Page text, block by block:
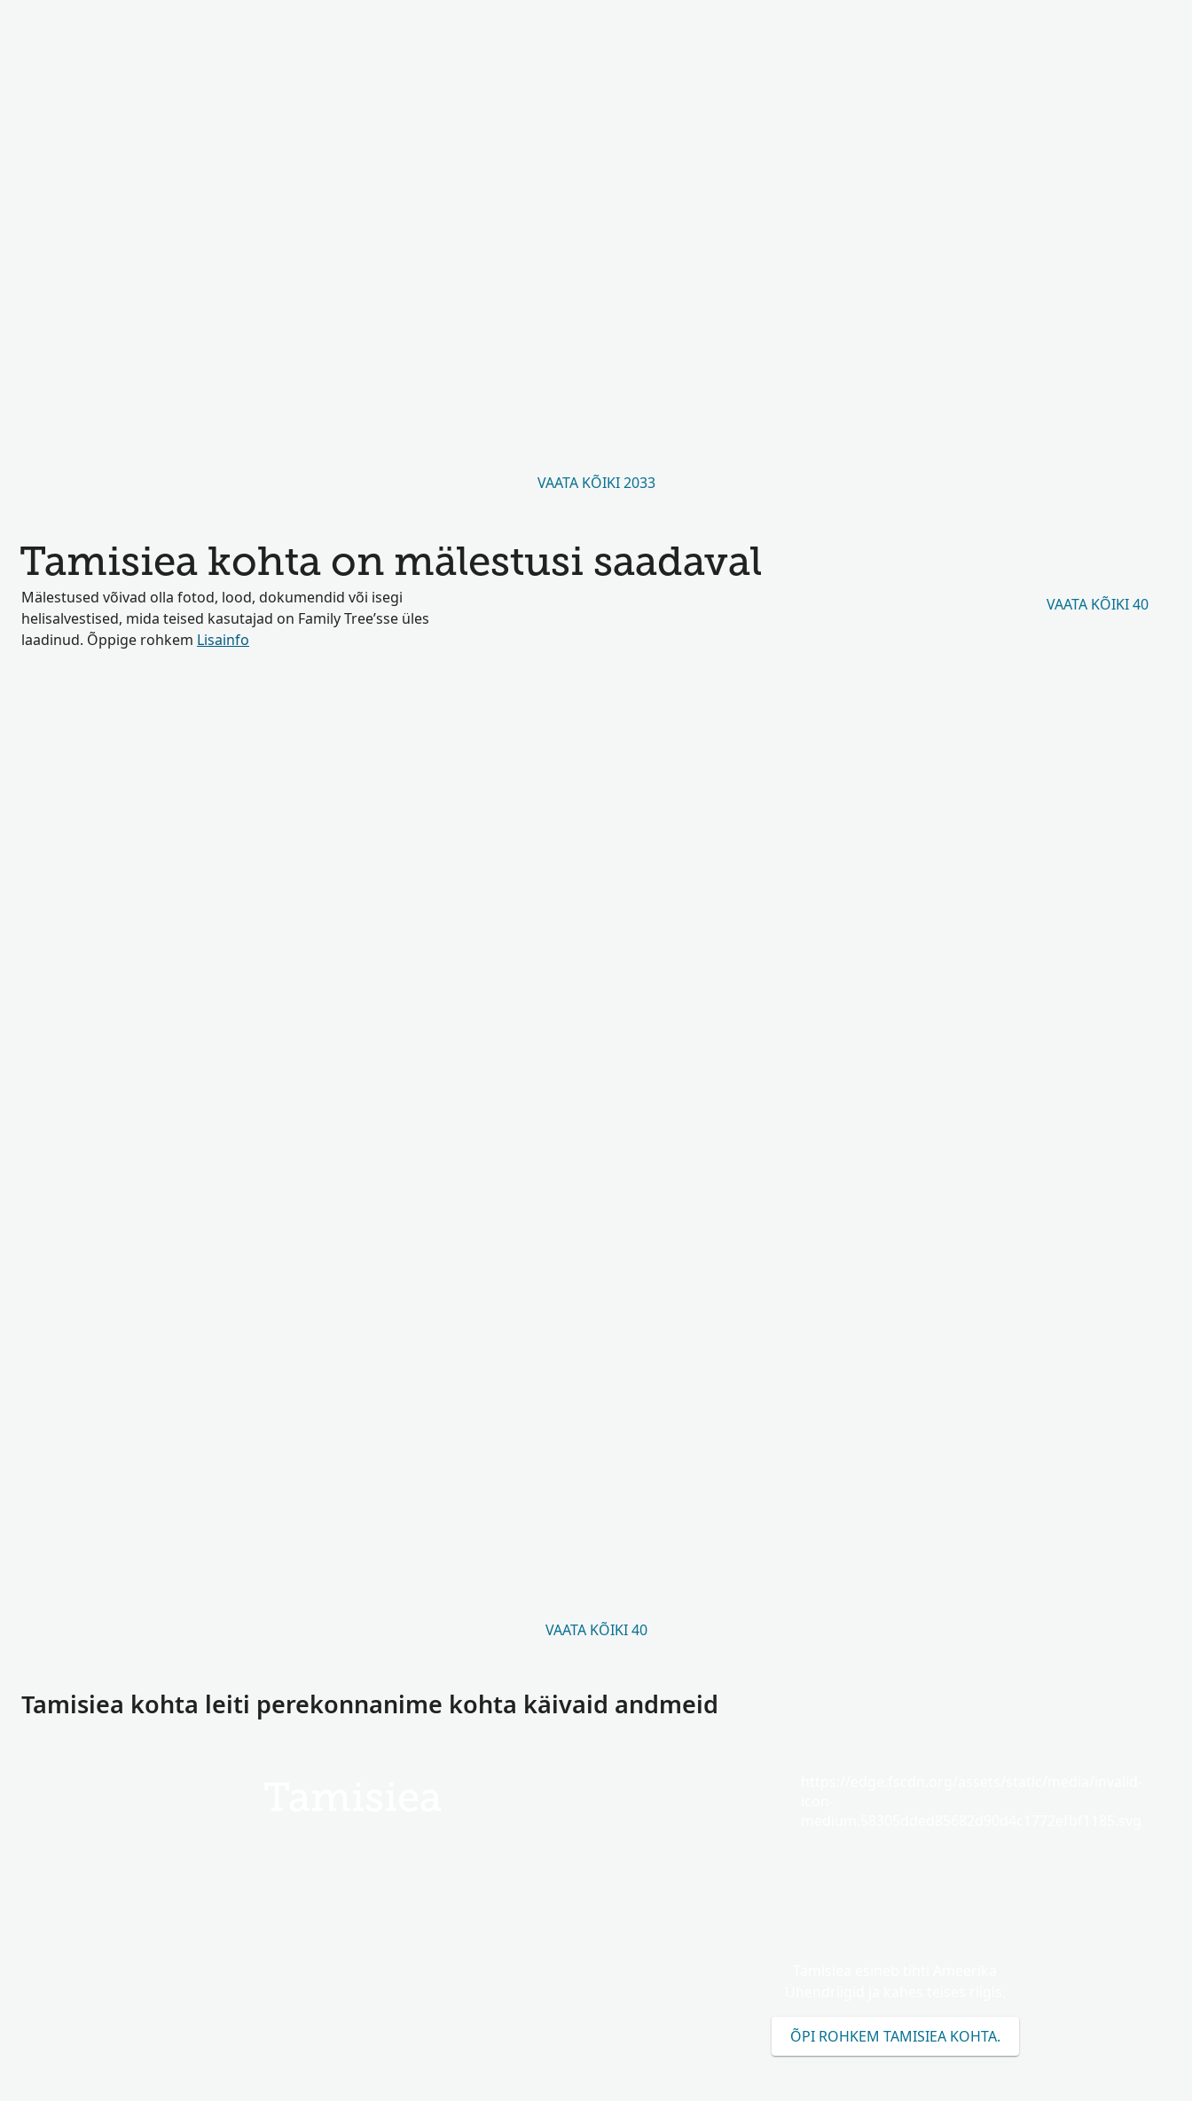
VAATA KÕIKI 2033
Tamisiea kohta on mälestusi saadaval
Mälestused võivad olla fotod, lood, dokumendid või isegi
helisalvestised, mida teised kasutajad on Family Tree’sse üles
laadinud. Õppige rohkem Lisainfo
VAATA KÕIKI 40
VAATA KÕIKI 40
Tamisiea kohta leiti perekonnanime kohta käivaid andmeid
ÕPI ROHKEM TAMISIEA KOHTA.